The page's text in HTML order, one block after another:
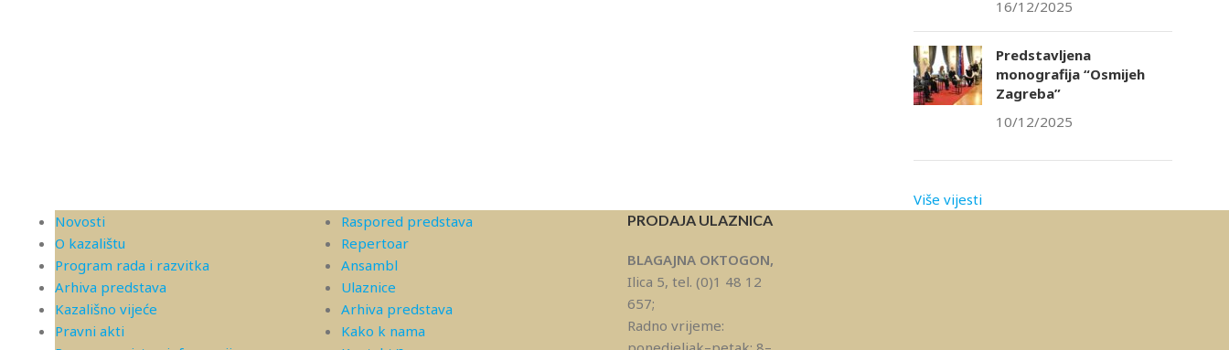
16/12/2025
Predstavljena
monografija “Osmijeh
Zagreba”
10/12/2025
Više vijesti
Novosti
O kazalištu
Program rada i razvitka
Arhiva predstava
Kazališno vijeće
Pravni akti
Raspored predstava
Repertoar
Ansambl
Ulaznice
Arhiva predstava
Kako k nama
PRODAJA ULAZNICA
BLAGAJNA OKTOGON,
Ilica 5, tel. (0)1 48 12
657;
Radno vrijeme: